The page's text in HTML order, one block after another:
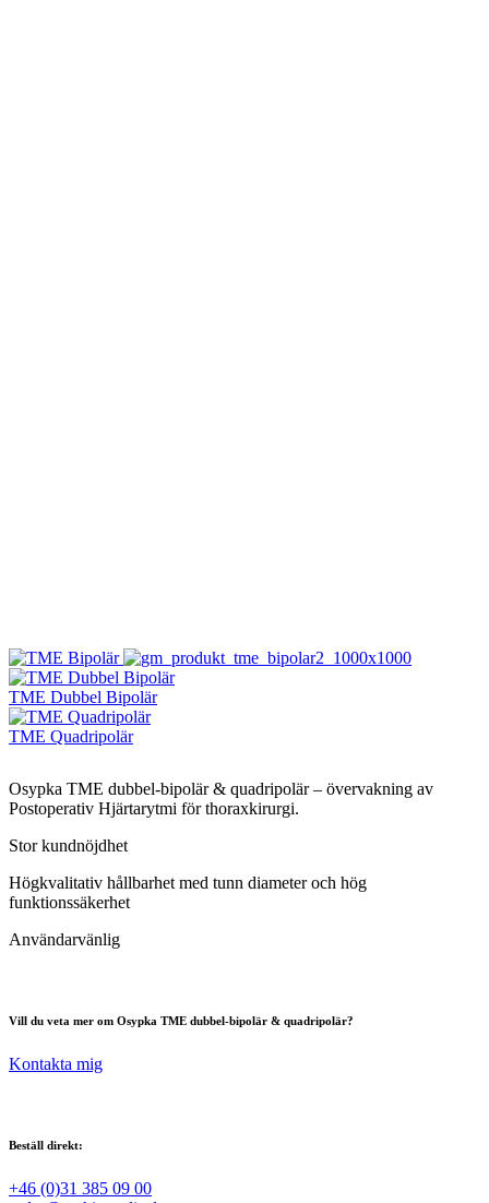
TME Dubbel Bipolär
TME Quadripolär
Osypka TME dubbel-bipolär & quadripolär – övervakning av
Postoperativ Hjärtarytmi för thoraxkirurgi.
Stor kundnöjdhet
Högkvalitativ hållbarhet med tunn diameter och hög
funktionssäkerhet
Användarvänlig
Vill du veta mer om Osypka TME dubbel-bipolär & quadripolär?
Kontakta mig
Beställ direkt:
+46 (0)31 385 09 00